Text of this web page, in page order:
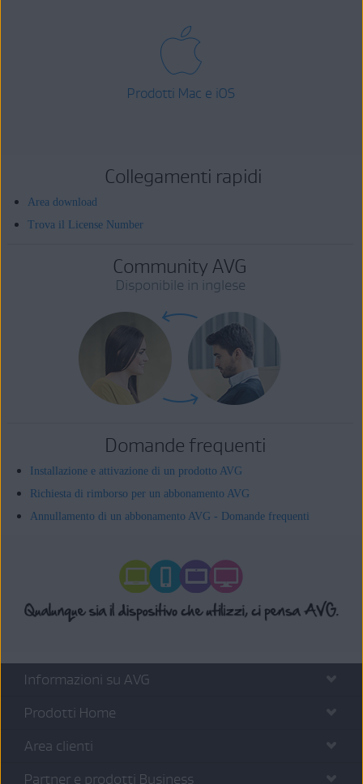
Prodotti Mac e iOS
Collegamenti rapidi
Area download
Trova il License Number
Community AVG
Disponibile in inglese
Domande frequenti
Installazione e attivazione di un prodotto AVG
Richiesta di rimborso per un abbonamento AVG
Annullamento di un abbonamento AVG - Domande frequenti
Informazioni su AVG
Prodotti Home
Area clienti
Partner e prodotti Business